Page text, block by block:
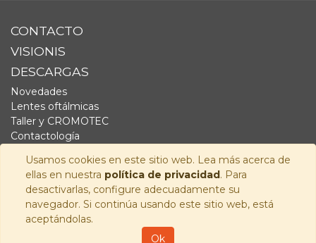
Usamos cookies en este sitio web. Lea más acerca de
ellas en nuestra política de privacidad. Para
desactivarlas, configure adecuadamente su
navegador. Si continúa usando este sitio web, está
aceptándolas.
Ok
CONTACTO
VISIONIS
DESCARGAS
Novedades
Lentes oftálmicas
Taller y CROMOTEC
Contactología
Fornitura
Audiología
SÍGUENOS
Visionis Distribución S.L.